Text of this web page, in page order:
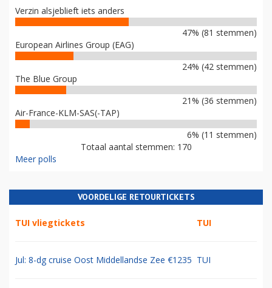
Verzin alsjeblieft iets anders
47% (81 stemmen)
European Airlines Group (EAG)
24% (42 stemmen)
The Blue Group
21% (36 stemmen)
Air-France-KLM-SAS(-TAP)
6% (11 stemmen)
Totaal aantal stemmen: 170
Meer polls
VOORDELIGE RETOURTICKETS
TUI vliegtickets TUI
Jul: 8-dg cruise Oost Middellandse Zee €1235 TUI